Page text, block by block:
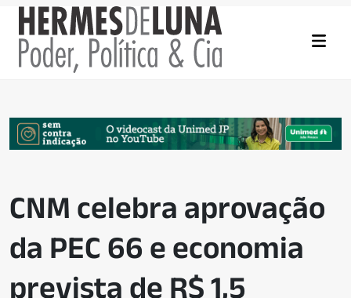
CNM celebra aprovação
da PEC 66 e economia
prevista de R$ 1,5